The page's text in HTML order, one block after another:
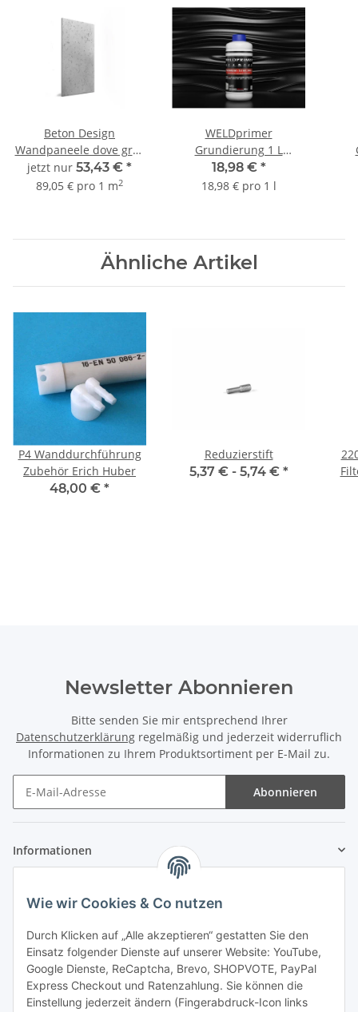
Beton Design
Wandpaneele dove grey
60 x 100cm
jetzt nur 53,43 € *
89,05 € pro 1 m2
WELDprimer
Grundierung 1 L
Konzentrat
18,98 € *
18,98 € pro 1 l
Ähnliche Artikel
P4 Wanddurchführung
Zubehör Erich Huber
48,00 € *
Reduzierstift
5,37 € - 5,74 € *
Newsletter Abonnieren
Bitte senden Sie mir entsprechend Ihrer
Datenschutzerklärung regelmäßig und jederzeit widerruflich
Informationen zu Ihrem Produktsortiment per E-Mail zu.
Abonnieren
Informationen
Zahlung & Versand
Wie wir Cookies & Co nutzen
Durch Klicken auf „Alle akzeptieren“ gestatten Sie den
Einsatz folgender Dienste auf unserer Website: YouTube,
Google Dienste, ReCaptcha, Brevo, SHOPVOTE, PayPal
Express Checkout und Ratenzahlung. Sie können die
Einstellung jederzeit ändern (Fingerabdruck-Icon links